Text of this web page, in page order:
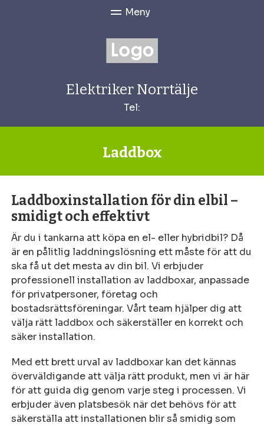
Elektriker Norrtälje
Tel:
Laddbox
Laddboxinstallation för din elbil –
smidigt och effektivt
Är du i tankarna att köpa en el- eller hybridbil? Då
är en pålitlig laddningslösning ett måste för att du
ska få ut det mesta av din bil. Vi erbjuder
professionell installation av laddboxar, anpassade
för privatpersoner, företag och
bostadsrättsföreningar. Vårt team hjälper dig att
välja rätt laddbox och säkerställer en korrekt och
säker installation.
Med ett brett urval av laddboxar kan det kännas
överväldigande att välja rätt produkt, men vi är här
för att guida dig genom varje steg i processen. Vi
erbjuder även platsbesök när det behövs för att
säkerställa att installationen blir så smidig som